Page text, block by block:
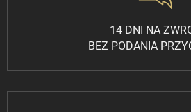
14 DNI NA
BEZ PODANIA